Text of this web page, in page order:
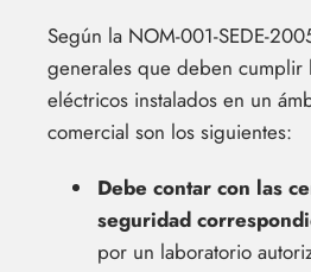
Según la NOM-001-SEDE-
generales que deben cumplir
eléctricos instalados en un
comercial son los siguientes:
Debe contar con las
seguridad
por un laboratorio